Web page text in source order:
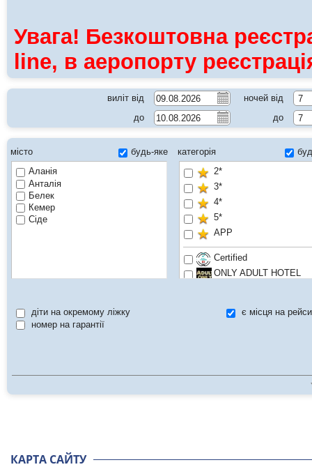
Увага! Безкоштовна
line, в аеропорту
виліт від ночей від
7
до
до 7
місто
будь-яке
Аланія
Анталія
Белек
Кемер
Сіде
категорія
2*
3*
4*
5*
APP
Certified
ONLY ADULT HOTEL
діти на окремому ліжку
є місця на рейси
номер на гарантії
КАРТА САЙТУ